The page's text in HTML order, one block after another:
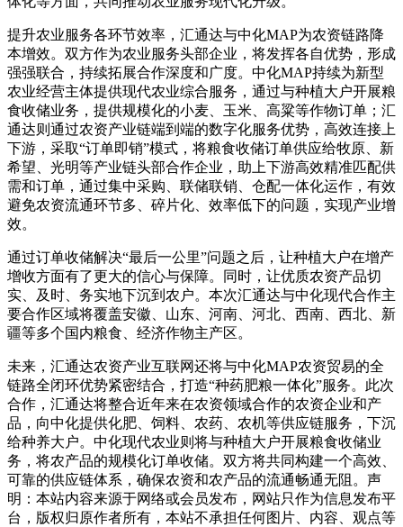
提升农业服务各环节效率，汇通达与中化MAP为农资链路降
本增效。双方作为农业服务头部企业，将发挥各自优势，形成
强强联合，持续拓展合作深度和广度。中化MAP持续为新型
农业经营主体提供现代农业综合服务，通过与种植大户开展粮
食收储业务，提供规模化的小麦、玉米、高粱等作物订单；汇
通达则通过农资产业链端到端的数字化服务优势，高效连接上
下游，采取“订单即销”模式，将粮食收储订单供应给牧原、新
希望、光明等产业链头部合作企业，助上下游高效精准匹配供
需和订单，通过集中采购、联储联销、仓配一体化运作，有效
避免农资流通环节多、碎片化、效率低下的问题，实现产业增
效。
通过订单收储解决“最后一公里”问题之后，让种植大户在增产
增收方面有了更大的信心与保障。同时，让优质农资产品切
实、及时、务实地下沉到农户。本次汇通达与中化现代合作主
要合作区域将覆盖安徽、山东、河南、河北、西南、西北、新
疆等多个国内粮食、经济作物主产区。
未来，汇通达农资产业互联网还将与中化MAP农资贸易的全
链路全闭环优势紧密结合，打造“种药肥粮一体化”服务。此次
合作，汇通达将整合近年来在农资领域合作的农资企业和产
品，向中化提供化肥、饲料、农药、农机等供应链服务，下沉
给种养大户。中化现代农业则将与种植大户开展粮食收储业
务，将农产品的规模化订单收储。双方将共同构建一个高效、
可靠的供应链体系，确保农资和农产品的流通畅通无阻。声
明：本站内容来源于网络或会员发布，网站只作为信息发布平
台，版权归原作者所有，本站不承担任何图片、内容、观点等